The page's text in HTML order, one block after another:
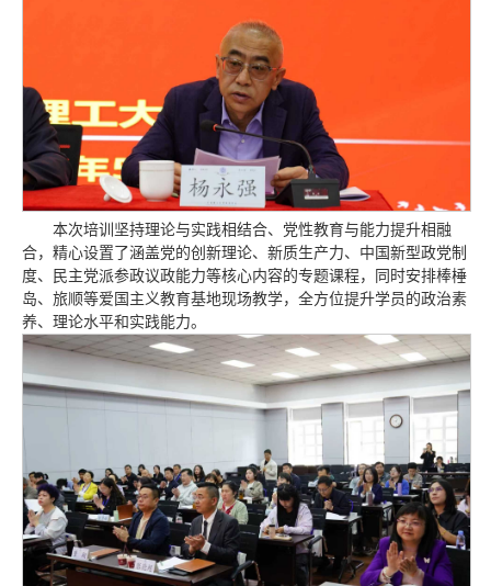
本次培训坚持理论与实践相结合、党性教育与能力提升相融
合，精心设置了涵盖党的创新理论、新质生产力、中国新型政党制
度、民主党派参政议政能力等核心内容的专题课程，同时安排棒棰
岛、旅顺等爱国主义教育基地现场教学，全方位提升学员的政治素
养、理论水平和实践能力。